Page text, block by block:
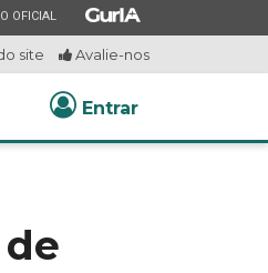
OFICIAL ESTADO
site Avalie-nos
Entrar